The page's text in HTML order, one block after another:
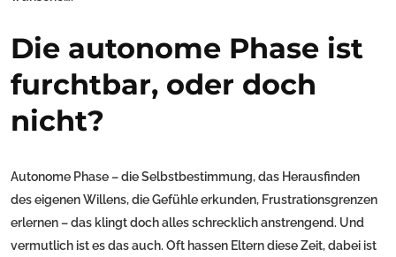
Die autonome Phase ist
furchtbar, oder doch
nicht?
Autonome Phase – die Selbstbestimmung, das Herausfinden
des eigenen Willens, die Gefühle erkunden, Frustrationsgrenzen
erlernen – das klingt doch alles schrecklich anstrengend. Und
vermutlich ist es das auch. Oft hassen Eltern diese Zeit, dabei ist